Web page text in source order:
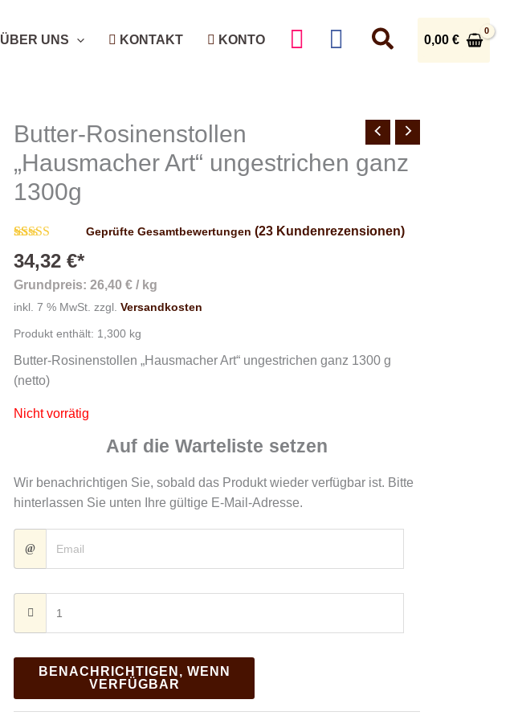
ÜBER UNS KONTAKT KONTO 0,00€
Butter-Rosinenstollen
„Hausmacher Art“ ungestrichen ganz
1300g
Bewertet mit
4.83von 5,
basierend
auf
23
Kundenbewertungen
Geprüfte Gesamtbewertungen (23 Kundenrezensionen)
34,32 €*
Grundpreis: 26,40 € / kg
inkl. 7 % MwSt. zzgl. Versandkosten
Produkt enthält: 1,300 kg
Butter-Rosinenstollen „Hausmacher Art“ ungestrichen ganz 1300 g
(netto)
Nicht vorrätig
Auf die Warteliste setzen
Wir benachrichtigen Sie, sobald das Produkt wieder verfügbar ist. Bitte
hinterlassen Sie unten Ihre gültige E-Mail-Adresse.
BENACHRICHTIGEN, WENN
VERFÜGBAR